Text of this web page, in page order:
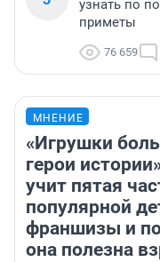
узнать по
приметы
76 659
МНЕНИЕ
«Игрушки
герои
учит пятая
популярной
франшизы и
она полезна